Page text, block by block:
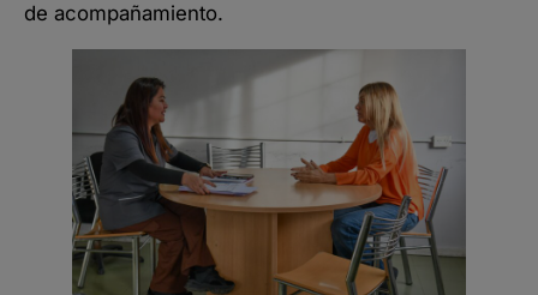
de acompañamiento.